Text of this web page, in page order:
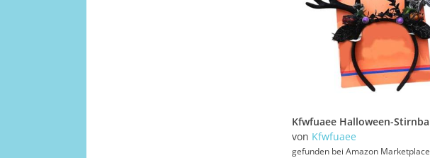
von Kfwfuaee
gefunden bei Amazon Marketplace